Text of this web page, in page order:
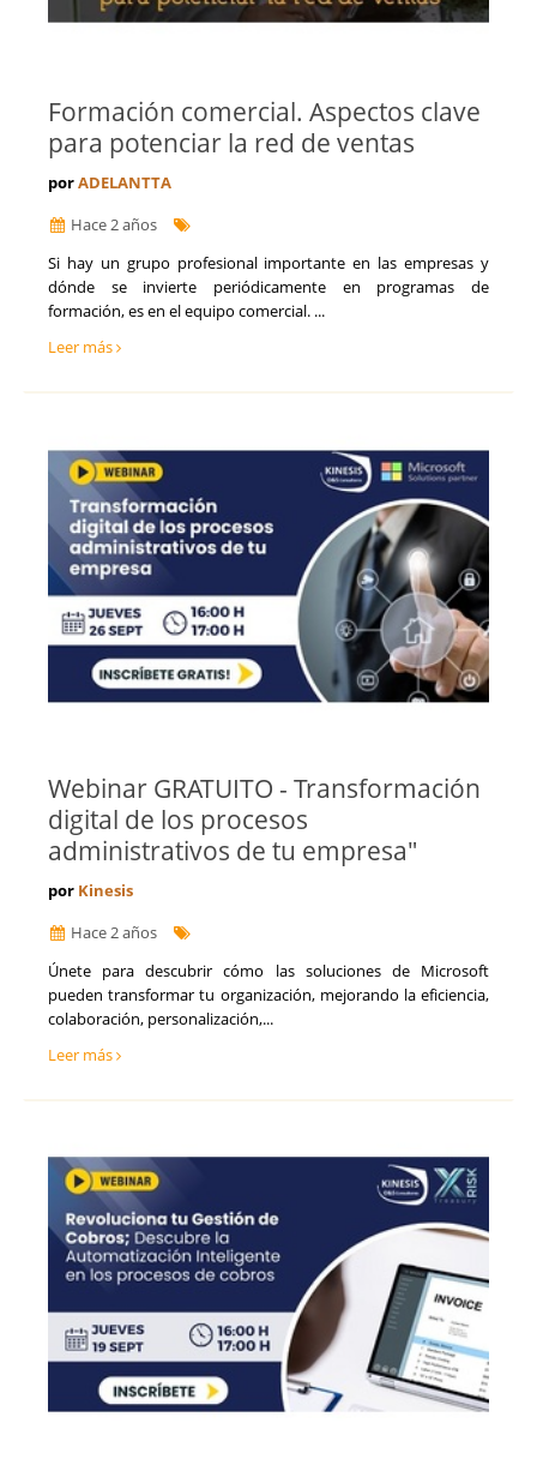
Formación comercial. Aspectos clave
para potenciar la red de ventas
porADELANTTA
Hace 2 años
​Si hay un grupo profesional importante en las empresas y
dónde se invierte periódicamente en programas de
formación, es en el equipo comercial. ...
Leer más
Webinar GRATUITO - Transformación
digital de los procesos
administrativos de tu empresa"
por Kinesis
Hace 2 años
Únete para descubrir cómo las soluciones de Microsoft
pueden transformar tu organización, mejorando la eficiencia,
colaboración, personalización,...
Leer más